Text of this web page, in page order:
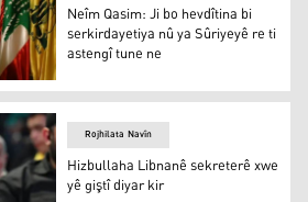
bi serkirdayetiya nû ya
Neîm Qasim: Ji bo hevdîtina bi
serkirdayetiya nû ya Sûriyeyê re ti
astengî tune ne
Rojhilata Navîn
Hizbullaha Libnanê sekreterê xwe
yê giştî diyar kir